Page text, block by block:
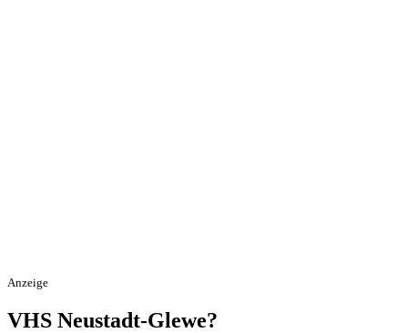
Anzeige
VHS Neustadt-Glewe?